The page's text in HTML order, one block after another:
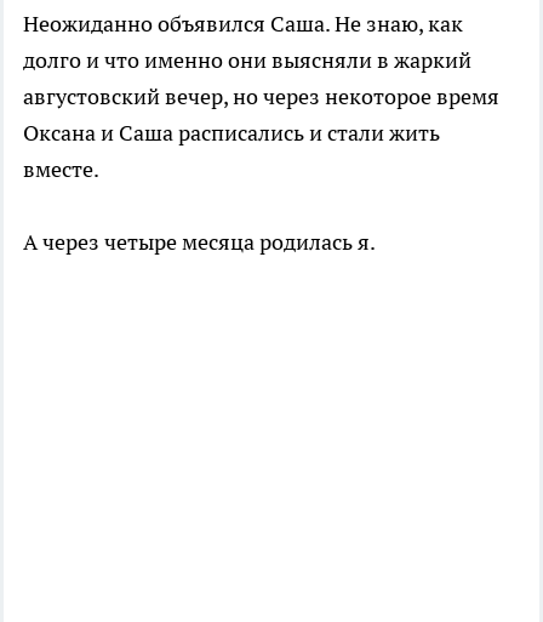
Неожиданно объявился Саша. Не знаю, как
долго и что именно они выясняли в жаркий
августовский вечер, но через некоторое время
Оксана и Саша расписались и стали жить
вместе.
А через четыре месяца родилась я.